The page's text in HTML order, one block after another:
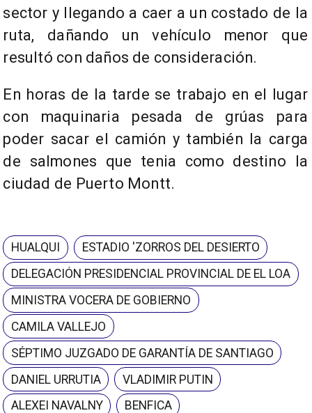
sector y llegando a caer a un costado de la
ruta, dañando un vehículo menor que
resultó con daños de consideración.
En horas de la tarde se trabajo en el lugar
con maquinaria pesada de grúas para
poder sacar el camión y también la carga
de salmones que tenia como destino la
ciudad de Puerto Montt.
HUALQUI
ESTADIO 'ZORROS DEL DESIERTO
DELEGACIÓN PRESIDENCIAL PROVINCIAL DE EL LOA
MINISTRA VOCERA DE GOBIERNO
CAMILA VALLEJO
SÉPTIMO JUZGADO DE GARANTÍA DE SANTIAGO
DANIEL URRUTIA
VLADIMIR PUTIN
ALEXEI NAVALNY
BENFICA